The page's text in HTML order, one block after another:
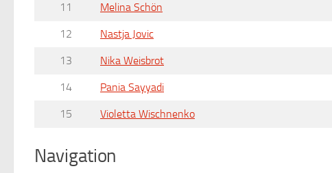
11 Melina Schön
12 Nastja Jovic
13 Nika Weisbrot
14 Pania Sayyadi
15 Violetta Wischnenko
Navigation